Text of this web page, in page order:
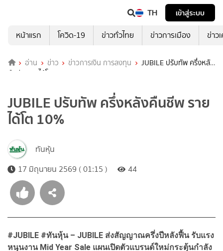
TH
เข้าสู่ระบบ
หน้าแรก
โควิด-19 ข่าวทั่วไทย ข่าวการเมือง ข่าว
อ่าน ข่าว ข่าวการเงิน การลงทุน
JUBILE ปรับทัพ ครึ่งหลัง
คืนชีพ รายได้โต 10%
JUBILE ปรับทัพ ครึ่งหลังคืนชีพ ราย
ได้โต 10%
ทันหุ้น
17 มิถุนายน 2569 ( 01:15 )
44
#JUBILE #ทันหุ้น – JUBILE ส่งสัญญาณครึ่งปีหลังฟื้น รับแรง
หนุนงาน Mid Year Sale แผนเปิดตัวแบรนด์ใหม่กระตุ้นกำลัง